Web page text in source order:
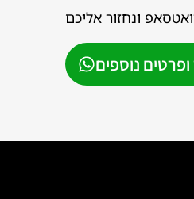
ונחזור אליכם
נוספים